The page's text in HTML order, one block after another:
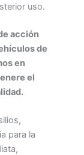
uso.
acción
de
en
el
para la